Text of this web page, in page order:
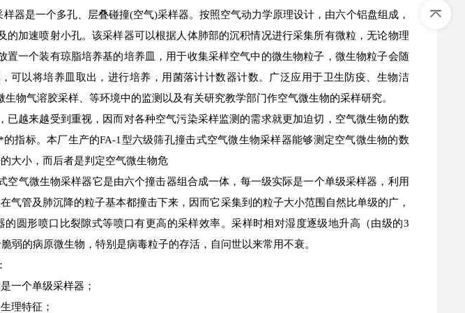
器是一个多孔、层叠碰撞(空气)采样器。按照空气动力学原理设计，由六个铝盘组成，
的加速喷射小孔。该采样器可以根据人体肺部的沉积情况进行采集所有微粒，无论物理
置一个装有琼脂培养基的培养皿，用于收集采样空气中的微生物粒子，微生物粒子会随
可以将培养皿取出，进行培养，用菌落计计数器计数。广泛应用于卫生防疫、生物洁
物气溶胶采样、等环境中的监测以及有关研究教学部门作空气微生物的采样研究。
已越来越受到重视，因而对各种空气污染采样监测的需求就更加迫切，空气微生物的数
指标。本厂生产的FA-1型六级筛孔撞击式空气微生物采样器能够测定空气微生物的数
大小，而后者是判定空气微生物危
空气微生物采样器它是由六个撞击器组合成一体，每一级实际是一个单级采样器，利用
气管及肺沉降的粒子基本都撞击下来，因而它采集到的粒子大小范围自然比单级的广，
圆形喷口比裂隙式等喷口有更高的采样效率。采样时相对湿度逐级地升高（由级的3
弱的病原微生物，特别是病毒粒子的存活，自问世以来常用不衰。
一个单级采样器；
理特征；